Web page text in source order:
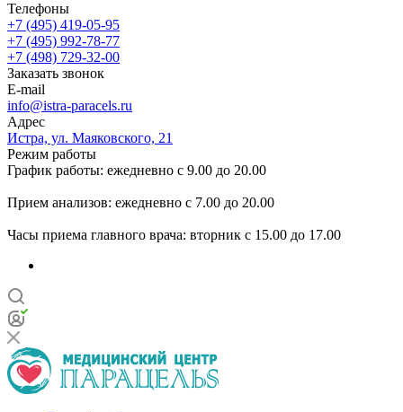
Телефоны
+7 (495) 419-05-95
+7 (495) 992-78-77
+7 (498) 729-32-00
Заказать звонок
E-mail
info@istra-paracels.ru
Адрес
Истра, ул. Маяковского, 21
Режим работы
График работы: ежедневно с 9.00 до 20.00
Прием анализов: ежедневно с 7.00 до 20.00
Часы приема главного врача: вторник с 15.00 до 17.00